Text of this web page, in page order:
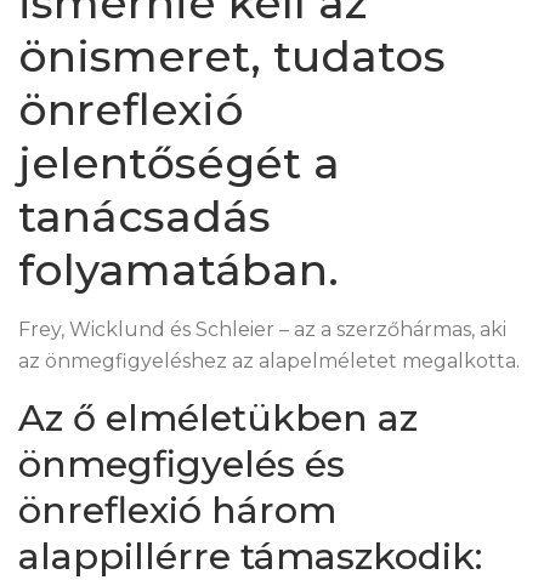
önismeret, tudatos
önreflexió
jelentőségét a
tanácsadás
folyamatában.
Frey, Wicklund és Schleier – az a szerzőhármas, aki
az önmegfigyeléshez az alapelméletet megalkotta.
Az ő elméletükben az
önmegfigyelés és
önreflexió három
alappillérre támaszkodik: